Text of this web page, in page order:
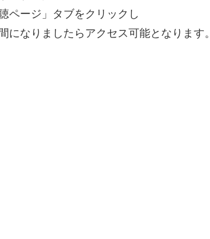
ページ」タブをクリックし
になりましたら アクセス可能となります。